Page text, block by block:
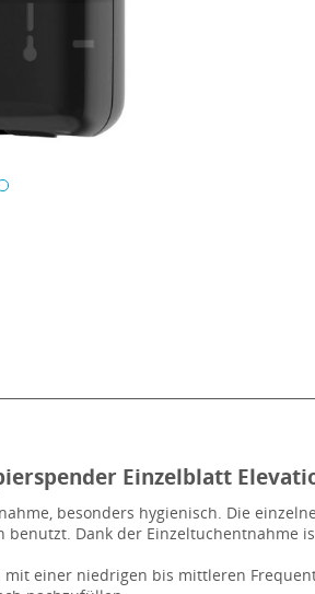
Einzelblatt
besonders hygienisch. Die
Dank der Einzeltuchentnahme
einer niedrigen bis mittleren